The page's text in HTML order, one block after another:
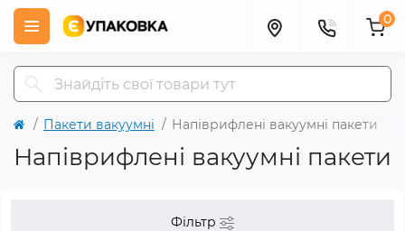
0
Пакети вакуумні Напіврифлені вакуумні пакети
Напіврифлені вакуумні пакети
Фільтр